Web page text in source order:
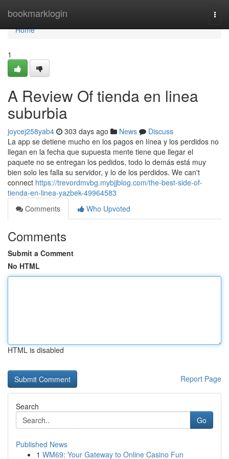
bookmarklogin
Home
Home
1
A Review Of tienda en linea
suburbia
joycej258yab4 303 days ago News
Discuss
La app se detiene mucho en los pagos en línea y los perdidos no
llegan en la fecha que supuesta mente tiene que llegar el
paquete no se entregan los pedidos, todo lo demás está muy
bien solo les falla su servidor, y lo de los perdidos. We can't
connect https://trevordmvbg.mybjjblog.com/the-best-side-of-
tienda-en-linea-yazbek-49964583
Comments
Who Upvoted
Comments
Submit a Comment
No HTML
HTML is disabled
Report Page
Search
Go
Published News
1 WM69: Your Gateway to Online Casino Fun